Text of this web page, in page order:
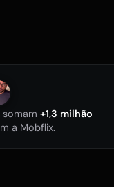
somam +1,3 milhão
a Mobflix.